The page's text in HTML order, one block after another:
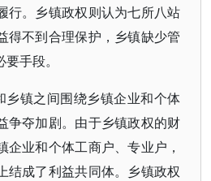
行。乡镇政权则认为七所八站
得不到合理保护，乡镇缺少管
手段。
乡镇之间围绕乡镇企业和个体
争夺加剧。由于乡镇政权的财
企业和个体工商户、专业户，
结成了利益共同体。乡镇政权